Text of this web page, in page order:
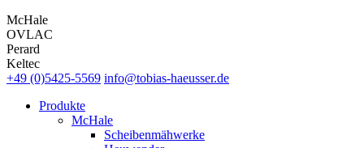
McHale
OVLAC
Perard
Keltec
+49 (0)5425-5569 info@tobias-haeusser.de
Produkte
McHale
Scheibenmähwerke